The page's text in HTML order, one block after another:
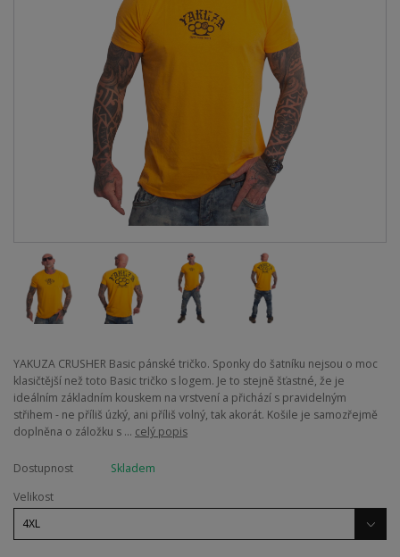
YAKUZA CRUSHER Basic pánské tričko. Sponky do šatníku nejsou o moc
klasičtější než toto Basic tričko s logem. Je to stejně šťastné, že je
ideálním základním kouskem na vrstvení a přichází s pravidelným
střihem - ne příliš úzký, ani příliš volný, tak akorát. Košile je samozřejmě
doplněna o záložku s ... celý popis
Dostupnost
Skladem
Velikost